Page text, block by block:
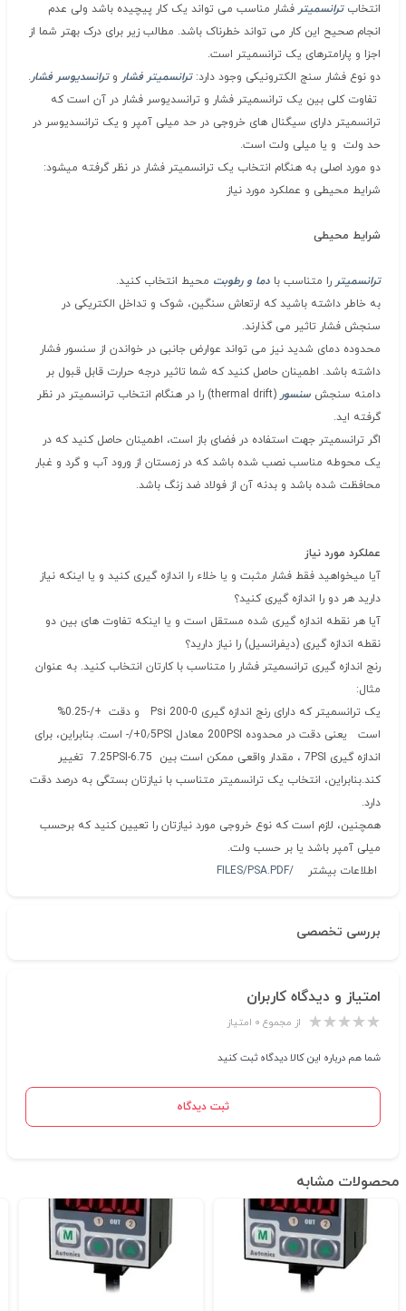
انتخابترانسمیتر فشار مناسب می تواند یک کار پیچیده باشد ولی عدم
انجام صحیح این کار می تواند خطرناک باشد. مطالب زیر برای درک بهتر شما از
اجزا و پارامترهای یک ترانسمیتر است.
دو نوع فشار سنج الکترونیکی وجود دارد:ترانسمیتر فشار وترانسدیوسر فشار.
تفاوت کلی بین یک ترانسمیتر فشار و ترانسدیوسر فشار در آن است که
ترانسمیتر دارای سیگنال های خروجی در حد میلی آمپر و یک ترانسدیوسر در
حد ولت و یا میلی ولت است.
دو مورد اصلی به هنگام انتخاب یک ترانسمیتر فشار در نظر گرفته میشود:
شرایط محیطی و عملکرد مورد نیاز
شرایط محیطی
ترانسمیتر را متناسب با دما و رطوبت محیط انتخاب کنید.
به خاطر داشته باشید که ارتعاش سنگین، شوک و تداخل الکتریکی در
سنجش فشار تاثیر می گذارند.
محدوده دمای شدید نیز می تواند عوارض جانبی در خواندن از سنسور فشار
داشته باشد. اطمینان حاصل کنید که شما تاثیر درجه حرارت قابل قبول بر
دامنه سنجش سنسور
(thermal drift) را در هنگام انتخاب ترانسمیتر در نظر
گرفته اید.
اگر ترانسمیتر جهت استفاده در فضای باز است، اطمینان حاصل کنید که در
یک محوطه مناسب نصب شده باشد که در زمستان از ورود آب و گرد و غبار
محافظت شده باشد و بدنه آن از فولاد ضد زنگ باشد.
عملکرد مورد نیاز
آیا میخواهید فقط فشار مثبت و یا خلاء را اندازه گیری کنید و یا اینکه نیاز
دارید هر دو را اندازه گیری کنید؟
آیا هر نقطه اندازه گیری شده مستقل است و یا اینکه تفاوت های بین دو
نقطه اندازه گیری (دیفرانسیل) را نیاز دارید؟
رنج اندازه گیری ترانسمیتر فشار را متناسب با کارتان انتخاب کنید. به عنوان
مثال:
یک ترانسمیتر که دارای رنج اندازه گیری 0-200 Psi و دقت +/-0.25%
است یعنی دقت در محدوده 200PSI معادل 0٫5PSI+/- است. بنابراین، برای
اندازه گیری 7PSI ، مقدار واقعی ممکن است بین 6.75-7.25PSI تغییر
کند.بنابراین، انتخاب یک ترانسمیتر متناسب با نیازتان بستگی به درصد دقت
دارد.
همچنین، لازم است که نوع خروجی مورد نیازتان را تعیین کنید که برحسب
میلی آمپر باشد یا بر حسب ولت.
اطلاعات بیشتر /FILES/PSA.PDF
بررسی تخصصی
امتیاز و دیدگاه کاربران
از مجموع ۰ امتیاز
شما هم درباره این کالا دیدگاه ثبت کنید
ثبت دیدگاه
محصولات مشابه